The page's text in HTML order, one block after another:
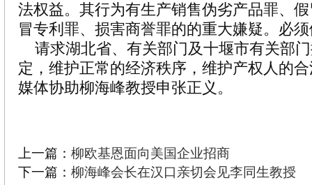
法权益。其行为有生产销售伪劣产品罪、
冒专利罪、损害商誉罪的的重大嫌疑。必
请求湖北省、有关部门及十堰市有关部
定，维护正常的经济秩序，维护产权人的
媒体协助柳海峰教授申张正义。
上一篇： 柳欧基恩面向美国企业招商
下一篇： 柳海峰会长在汉口亲切会见李同生教授